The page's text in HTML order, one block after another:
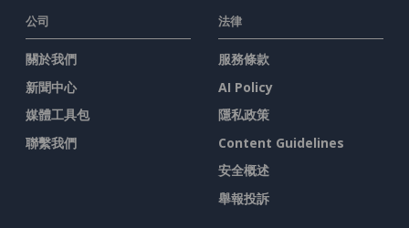
公司
關於我們
新聞中心
媒體工具包
聯繫我們
法律
服務條款
AI Policy
隱私政策
Content Guidelines
安全概述
舉報投訴